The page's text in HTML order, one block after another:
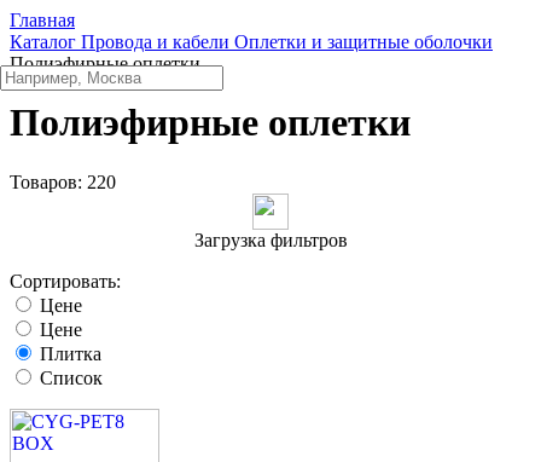
Главная
Каталог Провода и кабели Оплетки и защитные оболочки
Полиэфирные оплетки
Полиэфирные оплетки
Товаров: 220
Загрузка фильтров
Сортировать:
Цене
Цене
Плитка
Список